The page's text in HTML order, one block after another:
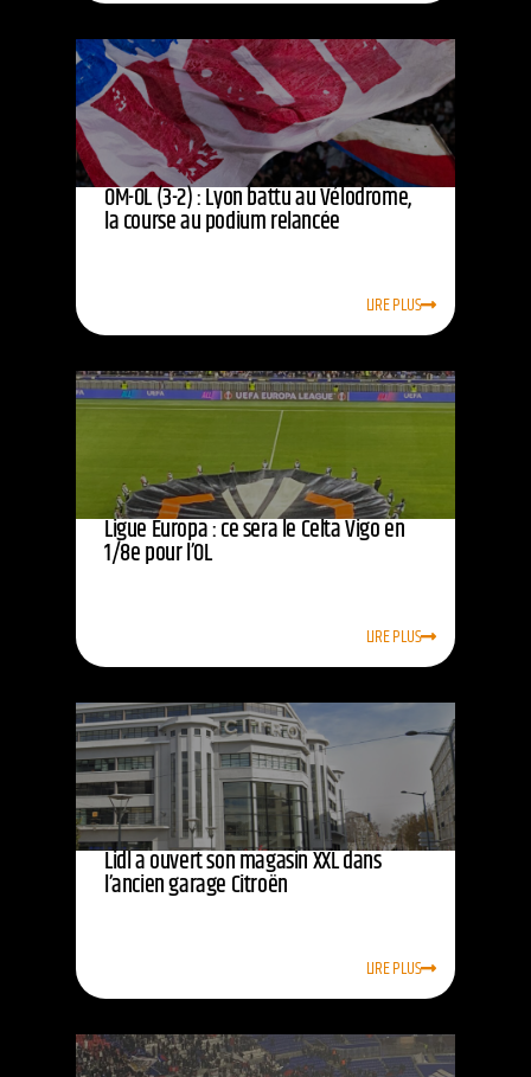
OM-OL (3-2) : Lyon battu au Vélodrome,
la course au podium relancée
LIRE PLUS
Ligue Europa : ce sera le Celta Vigo en
1/8e pour l’OL
LIRE PLUS
Lidl a ouvert son magasin XXL dans
l’ancien garage Citroën
LIRE PLUS